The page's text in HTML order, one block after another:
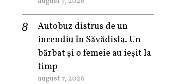
Autobuz distrus de un
incendiu în Săvădisla. Un
bărbat și o femeie au ieșit la
timp
august 7, 2026